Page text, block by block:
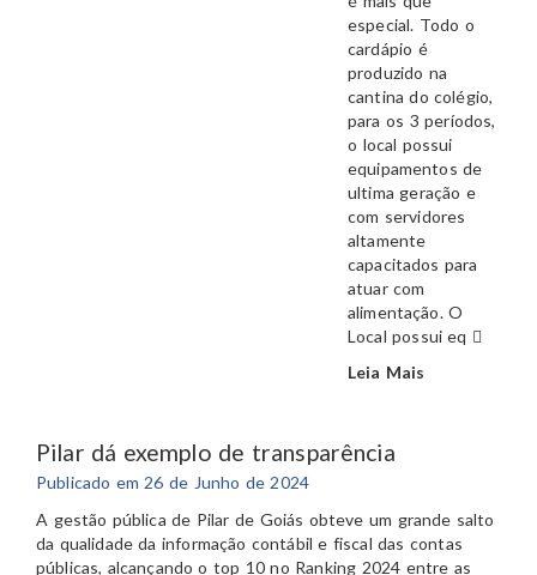
especial. Todo o
cardápio é
produzido na
cantina do colégio,
para os 3 períodos,
o local possui
equipamentos de
ultima geração e
com servidores
altamente
capacitados para
atuar com
alimentação. O
Local possui eq
Leia Mais
Pilar dá exemplo de transparência
Publicado em 26 de Junho de 2024
A gestão pública de Pilar de Goiás obteve um grande salto
da qualidade da informação contábil e fiscal das contas
públicas, alcançando o top 10 no Ranking 2024 entre as